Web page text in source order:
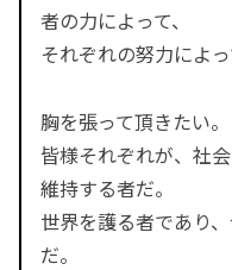
者の力によって、
それぞれの努力によ
胸を張って頂きたい。
皆様それぞれが、社
維持する者だ。
世界を護る者であり
だ。